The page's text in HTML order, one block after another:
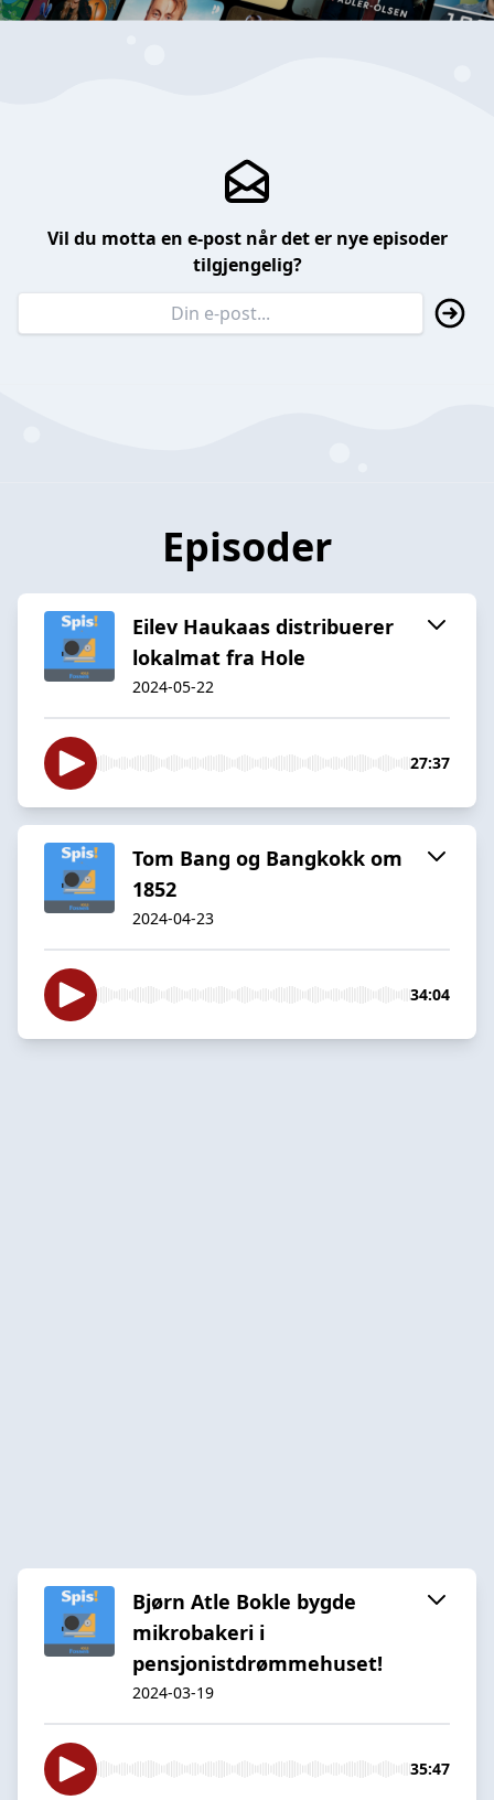
Vil du motta en e-post når det er nye episoder
tilgjengelig?
Episoder
Eilev Haukaas distribuerer
lokalmat fra Hole
2024-05-22
27:37
Tom Bang og Bangkokk om
1852
2024-04-23
34:04
Bjørn Atle Bokle bygde
mikrobakeri i
pensjonistdrømmehuset!
2024-03-19
35:47